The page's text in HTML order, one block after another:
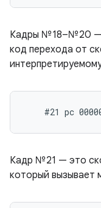
Кадры №18–№20 —
код перехода от
Кадр №21 — это
который вызывает